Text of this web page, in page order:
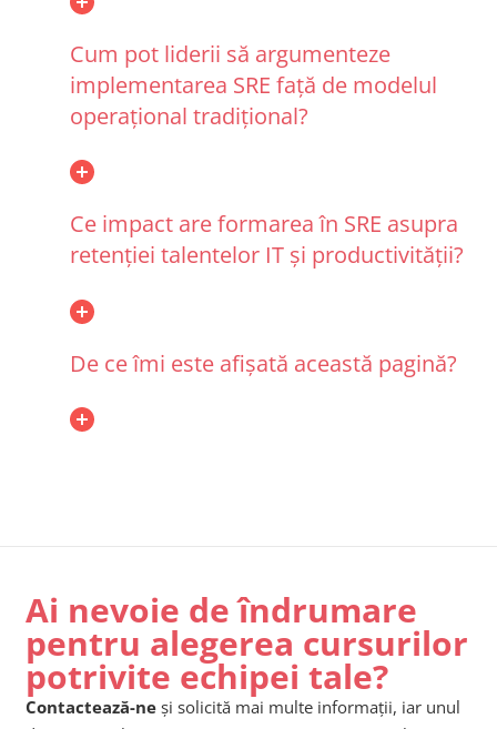
Cum pot liderii să argumenteze
implementarea SRE față de modelul
operațional tradițional?
Ce impact are formarea în SRE asupra
retenției talentelor IT și productivității?
De ce îmi este afișată această pagină?
Ai nevoie de îndrumare
pentru alegerea cursurilor
potrivite echipei tale?
Contactează-ne și solicită mai multe informații, iar unul